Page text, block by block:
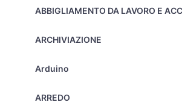
ABBIGLIAMENTO DA LAVORO E
ARCHIVIAZIONE
Arduino
ARREDO